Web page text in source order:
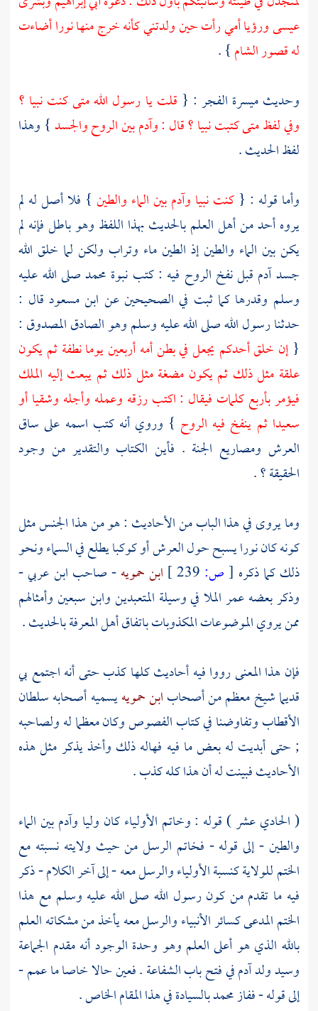
عيسىورؤيا أمي رأت حين ولدتني كأنه خرج منها نورا أضاءت
له قصورالشام} .
وحديثميسرة الفجر : { قلت يا رسول الله متى كنت نبيا ؟
وفي لفظ متى كتبت نبيا ؟ قال :وآدمبين الروح والجسد} وهذا
لفظ الحديث .
وأما قوله : {كنت نبيا وآدمبين الماء والطين } فلا أصل له لم
يروه أحد من أهل العلم بالحديث بهذا اللفظ وهو باطل فإنه لم
يكن بين الماء والطين إذ الطين ماء وتراب ولكن لما خلق الله
جسدآدم قبل نفخ الروح فيه : كتب نبوة محمدصلى الله عليه
وسلم وقدرها كما ثبت في الصحيحين عن ابن مسعود قال :
حدثنا رسول الله صلى الله عليه وسلم وهو الصادق المصدوق :
{إن خلق أحدكم يجعل في بطن أمه أربعين يوما نطفة ثم يكون
علقة مثل ذلك ثم يكون مضغة مثل ذلك ثم يبعث إليه الملك
فيؤمر بأربع كلمات فيقال : اكتب رزقه وعمله وأجله وشقيا أو
سعيدا ثم ينفخ فيه الروح } وروي أنه كتب اسمه على ساق
العرش ومصاريع الجنة . فأين الكتاب والتقدير من وجود
الحقيقة ؟ .
وما يروى في هذا الباب من الأحاديث : هو من هذا الجنس مثل
كونه كان نورا يسبح حول العرش أو كوكبا يطلع في السماء ونحو
ذلك كما ذكره [ص: ابن حمويه- صاحب ابن عربي-
وذكر بعضهعمر الملا في وسيلة المتعبدينوابن سبعينوأمثالهم
ممن يروي الموضوعات المكذوبات باتفاق أهل المعرفة بالحديث .
فإن هذا المعنى رووا فيه أحاديث كلها كذب حتى أنه اجتمع بي
قديما شيخ معظم من أصحابابن حمويهيسميه أصحابه سلطان
الأقطاب وتفاوضنا في كتاب الفصوص وكان معظما له ولصاحبه
; حتى أبديت له بعض ما فيه فهاله ذلك وأخذ يذكر مثل هذه
الأحاديث فبينت له أن هذا كله كذب .
( الحادي عشر ) قوله : وخاتم الأولياء كان وليا وآدمبين الماء
والطين - إلى قوله - فخاتم الرسل من حيث ولايته نسبته مع
الختم للولاية كنسبة الأولياء والرسل معه - إلى آخر الكلام - ذكر
فيه ما تقدم من كون رسول الله صلى الله عليه وسلم مع هذا
الختم المدعى كسائر الأنبياء والرسل معه يأخذ من مشكاته العلم
بالله الذي هو أعلى العلم وهو وحدة الوجود أنه مقدم الجماعة
وسيد ولدآدمفي فتح باب الشفاعة . فعين حالا خاصا ما عمم -
إلى قوله - ففازمحمدبالسيادة في هذا المقام الخاص .